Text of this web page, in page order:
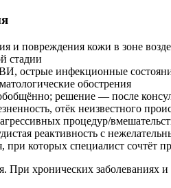
и повреждения кожи в зоне
стадии
острые инфекционные
обострения
решение — после
отёк неизвестного
процедур/
реактивность с
при которых специалист сочтёт
При хронических заболеваниях